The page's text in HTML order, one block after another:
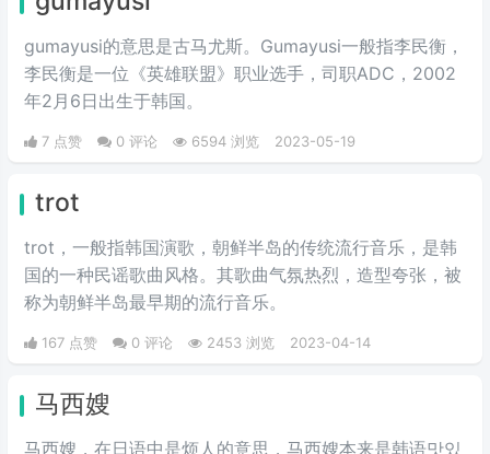
gumayusi的意思是古马尤斯。Gumayusi一般指李民衡，
李民衡是一位《英雄联盟》职业选手，司职ADC，2002
年2月6日出生于韩国。
7 点赞 0 评论 6594 浏览 2023-05-19
trot
trot，一般指韩国演歌，朝鲜半岛的传统流行音乐，是韩
国的一种民谣歌曲风格。其歌曲气氛热烈，造型夸张，被
称为朝鲜半岛最早期的流行音乐。
167 点赞 0 评论 2453 浏览 2023-04-14
马西嫂
马西嫂，在日语中是烦人的意思，马西嫂本来是韩语맛있